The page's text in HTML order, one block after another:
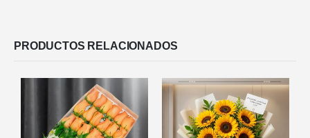
PRODUCTOS RELACIONADOS